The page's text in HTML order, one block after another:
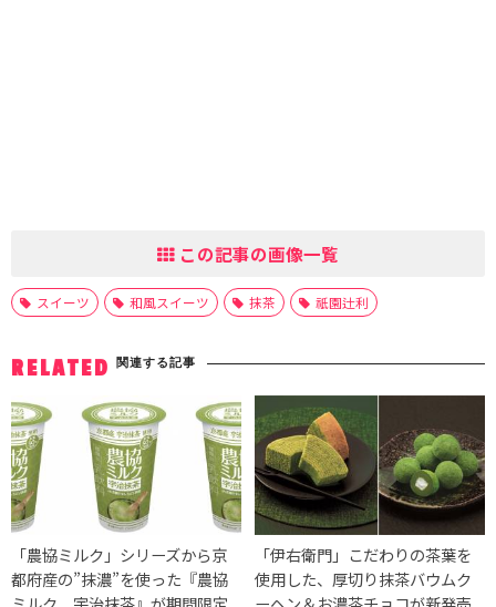
この記事の画像一覧
スイーツ 和風スイーツ 抹茶 祇園辻利
RELATED 関連する記事
「農協ミルク」シリーズから京
都府産の”抹濃”を使った『農協
「伊右衛門」こだわりの茶葉を
使用した、厚切り抹茶バウムク